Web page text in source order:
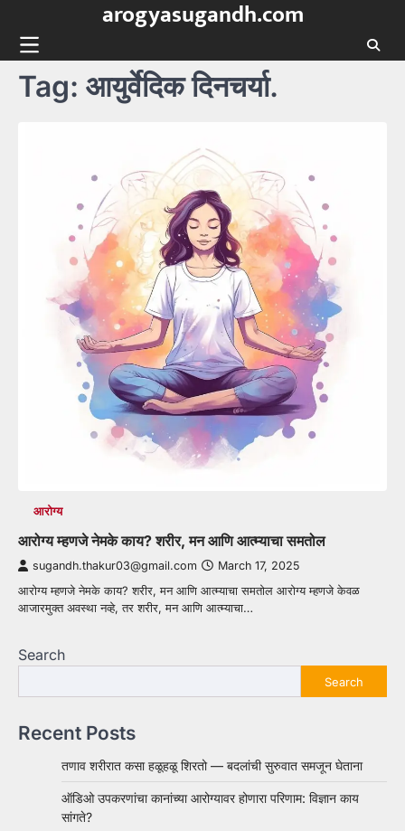
content
arogyasugandh.com
Tag: आयुर्वेदिक दिनचर्या.
आरोग्य
आरोग्य म्हणजे नेमके काय? शरीर, मन आणि आत्म्याचा समतोल
sugandh.thakur03@gmail.com March 17, 2025
आरोग्य म्हणजे नेमके काय? शरीर, मन आणि आत्म्याचा समतोल आरोग्य म्हणजे केवळ
आजारमुक्त अवस्था नव्हे, तर शरीर, मन आणि आत्म्याचा…
Search
Search
Recent Posts
तणाव शरीरात कसा हळूहळू शिरतो — बदलांची सुरुवात समजून घेताना
ऑडिओ उपकरणांचा कानांच्या आरोग्यावर होणारा परिणाम: विज्ञान काय
सांगते?